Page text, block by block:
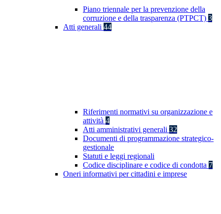
Piano triennale per la prevenzione della
corruzione e della trasparenza (PTPCT) 3
Atti generali 44
Riferimenti normativi su organizzazione e
attività 4
Atti amministrativi generali 32
Documenti di programmazione strategico-
gestionale
Statuti e leggi regionali
Codice disciplinare e codice di condotta 7
Oneri informativi per cittadini e imprese